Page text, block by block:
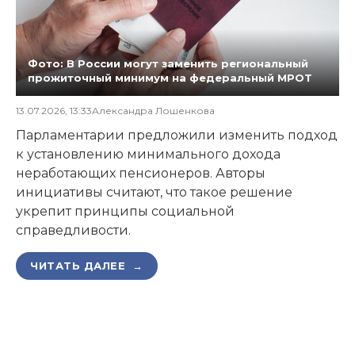
Фото: В России могут заменить региональный
прожиточный минимум на федеральный МРОТ
13.07.2026, 13:33Александра Лошенкова
Парламентарии предложили изменить подход
к установлению минимального дохода
неработающих пенсионеров. Авторы
инициативы считают, что такое решение
укрепит принципы социальной
справедливости.
ЧИТАТЬ ДАЛЕЕ →